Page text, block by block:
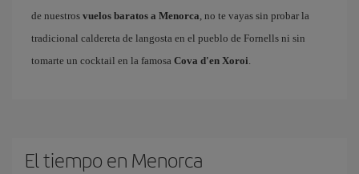
de nuestros vuelos baratos a Menorca, no te vayas sin probar la
tradicional caldereta de langosta en el pueblo de Fornells ni sin
tomarte un cocktail en la famosa Cova d'en Xoroi.
El tiempo en Menorca